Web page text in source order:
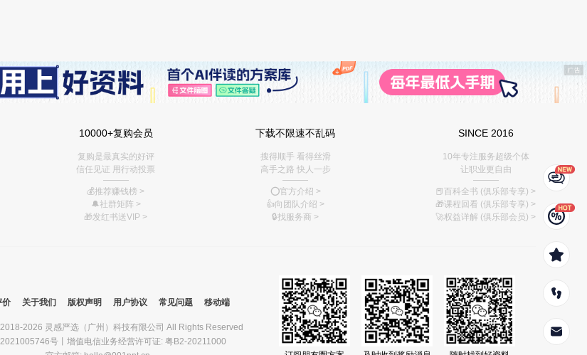
10000+复购会员
复购是最真实的好评
信任见证 用行动投票
———
💰推荐赚钱榜 >
🔔社群矩阵>
🎁发红书送VIP >
下载不限速不乱码
搜得顺手 看得丝滑
高手之路 快人一步
———
⭕️官方介绍 >
👍向团队介绍 >
🔒找服务商 >
SINCE 2016
10年专注服务超级个体
让职业更自由
———
📕百科全书 (俱乐部专享) >
🎁课程回看 (俱乐部专享) >
🚀权益详解 (俱乐部会员) >
价 关于我们 版权声明 用户协议 常见问题 移动端
2026 灵感严选（广州）科技有限公司 All Rights Reserved
号 丨增值电信业务经营许可证: 粤B2-20211000